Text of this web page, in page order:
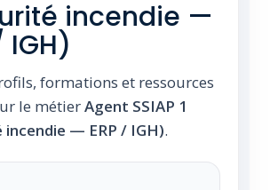
incendie —
IGH)
formations et ressources
le métierAgent SSIAP 1
incendie — ERP / IGH).